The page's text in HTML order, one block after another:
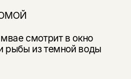
смотрит в окно
рыбы из темной воды